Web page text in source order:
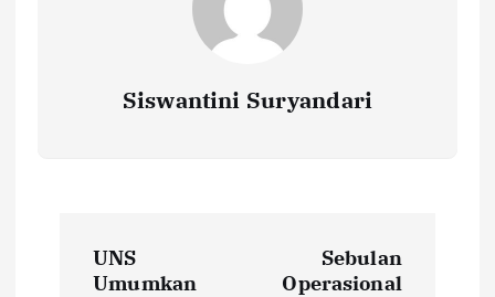
Siswantini Suryandari
UNS
Umumkan
Sebulan
Operasional